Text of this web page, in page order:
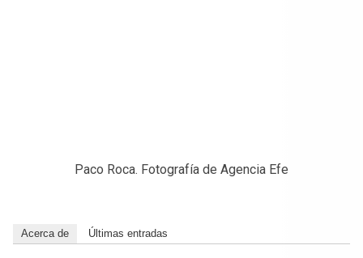
Paco Roca. Fotografía de Agencia Efe
Acerca de Últimas entradas